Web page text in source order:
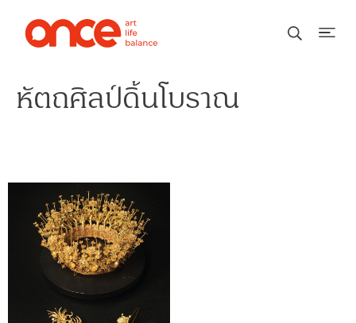
หัตถศิลป์ดิ้นโบราณ